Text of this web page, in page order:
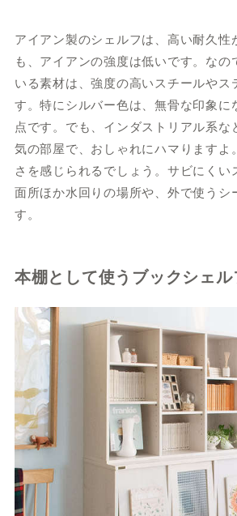
アイアン製のシェルフは、高い耐久性
も、アイアンの強度は低いです。なの
いる素材は、強度の高いスチールやス
す。特にシルバー色は、無骨な印象に
点です。でも、インダストリアル系な
気の部屋で、おしゃれにハマりますよ
さを感じられるでしょう。サビにくい
面所ほか水回りの場所や、外で使うシ
す。
本棚として使うブックシェル